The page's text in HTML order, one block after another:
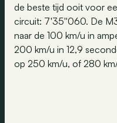
de beste tijd ooit voor
circuit: 7'35''060. De
naar de 100 km/u in
200 km/u in 12,9
op 250 km/u, of 280